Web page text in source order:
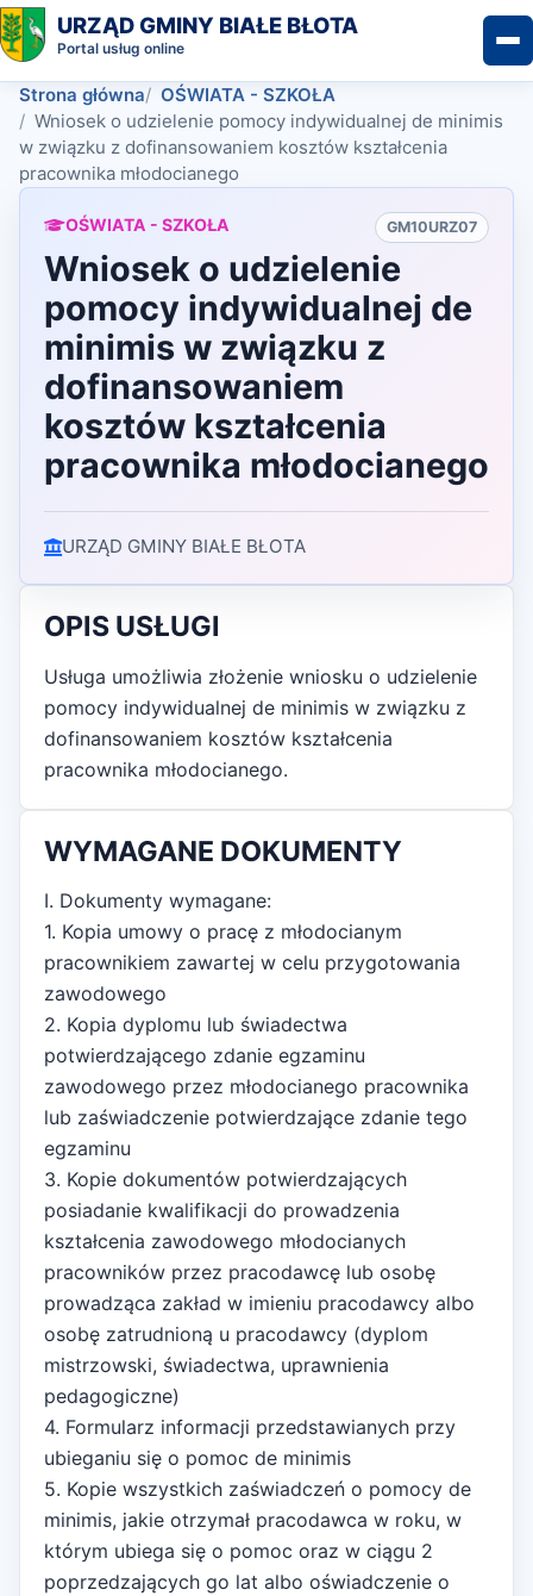
URZĄD GMINY BIAŁE BŁOTA
Portal usług online
Strona główna
OŚWIATA - SZKOŁA
Wniosek o udzielenie pomocy indywidualnej de minimis
w związku z dofinansowaniem kosztów kształcenia
pracownika młodocianego
OŚWIATA - SZKOŁA GM10URZ07
Wniosek o udzielenie
pomocy indywidualnej de
minimis w związku z
dofinansowaniem
kosztów kształcenia
pracownika młodocianego
URZĄD GMINY BIAŁE BŁOTA
OPIS USŁUGI
Usługa umożliwia złożenie wniosku o udzielenie
pomocy indywidualnej de minimis w związku z
dofinansowaniem kosztów kształcenia
pracownika młodocianego.
WYMAGANE DOKUMENTY
I. Dokumenty wymagane:
1. Kopia umowy o pracę z młodocianym
pracownikiem zawartej w celu przygotowania
zawodowego
2. Kopia dyplomu lub świadectwa
potwierdzającego zdanie egzaminu
zawodowego przez młodocianego pracownika
lub zaświadczenie potwierdzające zdanie tego
egzaminu
3. Kopie dokumentów potwierdzających
posiadanie kwalifikacji do prowadzenia
kształcenia zawodowego młodocianych
pracowników przez pracodawcę lub osobę
prowadząca zakład w imieniu pracodawcy albo
osobę zatrudnioną u pracodawcy (dyplom
mistrzowski, świadectwa, uprawnienia
pedagogiczne)
4. Formularz informacji przedstawianych przy
ubieganiu się o pomoc de minimis
5. Kopie wszystkich zaświadczeń o pomocy de
minimis, jakie otrzymał pracodawca w roku, w
którym ubiega się o pomoc oraz w ciągu 2
poprzedzających go lat albo oświadczenie o